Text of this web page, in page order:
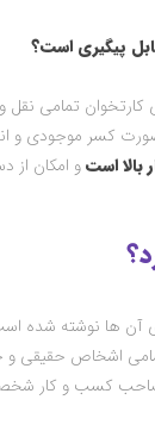
پیگیری است؟
تمامی
کسر موجودی و
بالا استو امکان از
آن ها نوشته شده
اشخاص حقیقی و
کسب و کار